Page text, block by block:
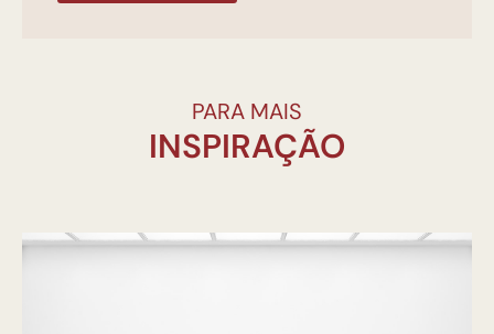
PARA MAIS
INSPIRAÇÃO